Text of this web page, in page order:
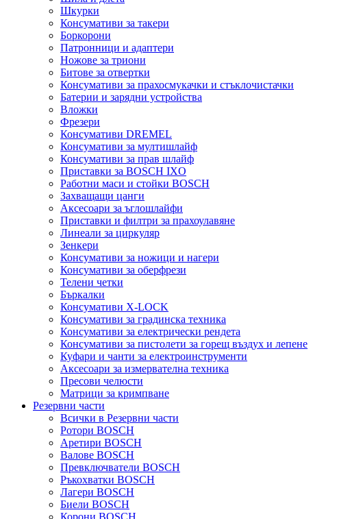
Шкурки
Консумативи за такери
Боркорони
Патронници и адаптери
Ножове за триони
Битове за отвертки
Консумативи за прахосмукачки и стъклочистачки
Батерии и зарядни устройства
Вложки
Фрезери
Консумативи DREMEL
Консумативи за мултишлайф
Консумативи за прав шлайф
Приставки за BOSCH IXO
Работни маси и стойки BOSCH
Захващащи цанги
Аксесоари за ъглошлайфи
Приставки и филтри за прахоулавяне
Линеали за циркуляр
Зенкери
Консумативи за ножици и нагери
Консумативи за оберфрези
Телени четки
Бъркалки
Консумативи X-LOCK
Консумативи за градинска техника
Консумативи за електрически рендета
Консумативи за пистолети за горещ въздух и лепене
Куфари и чанти за електроинструменти
Аксесоари за измервателна техника
Пресови челюсти
Матрици за кримпване
Резервни части
Всички в Резервни части
Ротори BOSCH
Аретири BOSCH
Валове BOSCH
Превключватели BOSCH
Ръкохватки BOSCH
Лагери BOSCH
Биели BOSCH
Корони BOSCH